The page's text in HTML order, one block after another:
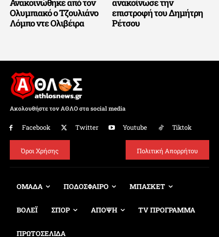
Ολυμπιακό ο Τζουλιάνο
Λόμπο ντε Ολιβέιρα
επιστροφή του Δημήτρη
Ρέτσου
Ακολουθήστε τον ΑΘΛΟ στα social media
Facebook Twitter Youtube Tiktok
Όροι Χρήσης Πολιτική Απορρήτου
ΟΜΑΔΑ ΠΟΔΟΣΦΑΙΡΟ ΜΠΑΣΚΕΤ
ΒΟΛΕΪ ΣΠΟΡ ΑΠΟΨΗ TV ΠΡΟΓΡΑΜΜΑ
ΠΡΩΤΟΣΕΛΙΔΑ